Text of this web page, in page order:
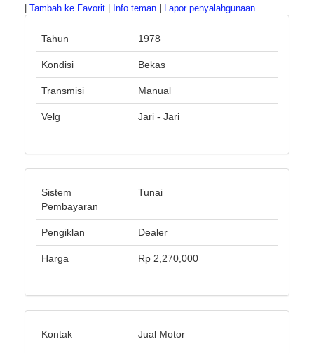
Tambah ke Favorit Info teman Lapor penyalahgunaan
Tahun 1978
Kondisi Bekas
Transmisi Manual
Velg Jari - Jari
Sistem
Pembayaran
Tunai
Pengiklan Dealer
Harga Rp 2,270,000
Kontak Jual Motor